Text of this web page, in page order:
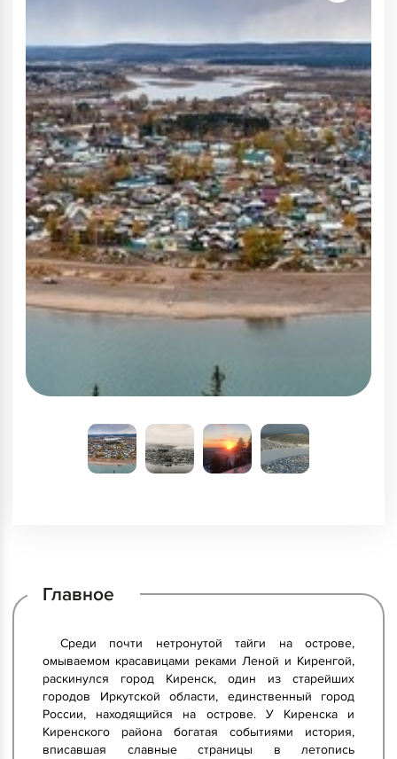
Главное
Среди почти нетронутой тайги на острове,
омываемом красавицами реками Леной и Киренгой,
раскинулся город Киренск, один из старейших
городов Иркутской области, единственный город
России, находящийся на острове. У Киренска и
Киренского района богатая событиями история,
вписавшая славные страницы в летопись